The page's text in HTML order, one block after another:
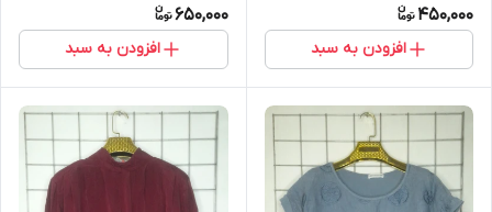
450,000
افزودن به سبد
650,000
افزودن به سبد